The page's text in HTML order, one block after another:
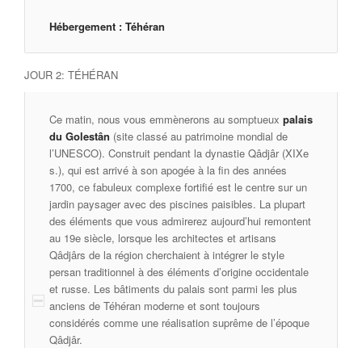
Hébergement : Téhéran
JOUR 2: TÉHÉRAN
Ce matin, nous vous emmènerons au somptueux palais
du Golestân (site classé au patrimoine mondial de
l’UNESCO). Construit pendant la dynastie Qâdjâr (XIXe
s.), qui est arrivé à son apogée à la fin des années
1700, ce fabuleux complexe fortifié est le centre sur un
jardin paysager avec des piscines paisibles. La plupart
des éléments que vous admirerez aujourd’hui remontent
au 19e siècle, lorsque les architectes et artisans
Qâdjârs de la région cherchaient à intégrer le style
persan traditionnel à des éléments d’origine occidentale
et russe. Les bâtiments du palais sont parmi les plus
anciens de Téhéran moderne et sont toujours
considérés comme une réalisation suprême de l’époque
Qâdjâr.